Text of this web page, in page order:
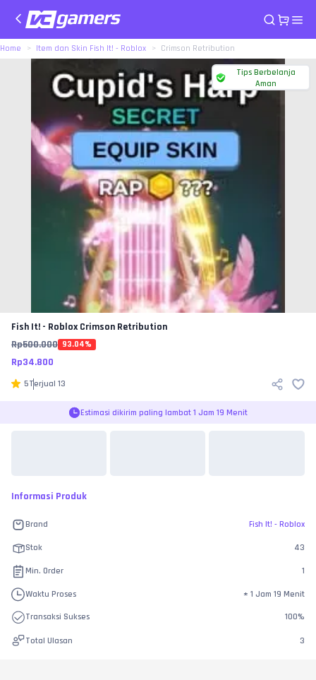
Home Item dan Skin Fish It! - Roblox Crimson Retribution
Tips Berbelanja
Aman
Fish It! - Roblox Crimson Retribution
Rp500.000 93.04%
Rp34.800
5Terjual 13
Estimasi dikirim paling lambat 1 Jam 19 Menit
Informasi Produk
Brand Fish It! - Roblox
Stok 43
Min. Order 1
Waktu Proses ± 1 Jam 19 Menit
Transaksi Sukses 100%
Total Ulasan 3